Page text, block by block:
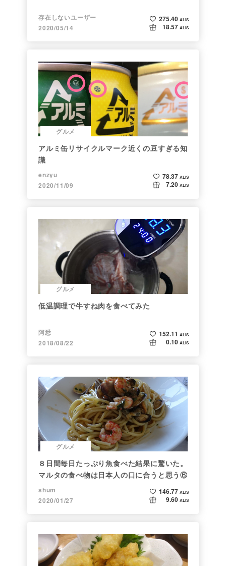
存在しないユーザー
2020/05/14
275.40 ALIS
18.57 ALIS
グルメ
アルミ缶リサイクルマーク近くの豆すぎる知
識
enzyu
2020/11/09
78.37 ALIS
7.20 ALIS
グルメ
低温調理で牛すね肉を食べてみた
阿悉
2018/08/22
152.11 ALIS
0.10 ALIS
グルメ
８日間毎日たっぷり魚食べた結果に驚いた。
マルタの食べ物は日本人の口に合うと思う⑥
shum
2020/01/27
146.77 ALIS
9.60 ALIS